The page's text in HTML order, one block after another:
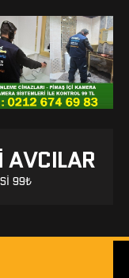
AVCILAR
99₺